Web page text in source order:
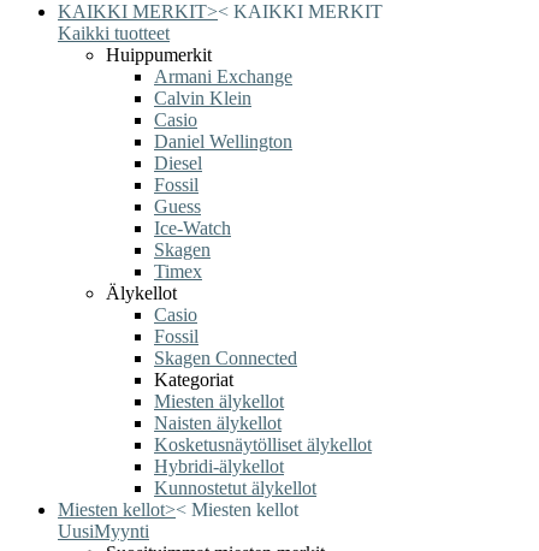
KAIKKI MERKIT>< KAIKKI MERKIT
Kaikki tuotteet
Huippumerkit
Armani Exchange
Calvin Klein
Casio
Daniel Wellington
Diesel
Fossil
Guess
Ice-Watch
Skagen
Timex
Älykellot
Casio
Fossil
Skagen Connected
Kategoriat
Miesten älykellot
Naisten älykellot
Kosketusnäytölliset älykellot
Hybridi-älykellot
Kunnostetut älykellot
Miesten kellot>< Miesten kellot
UusiMyynti